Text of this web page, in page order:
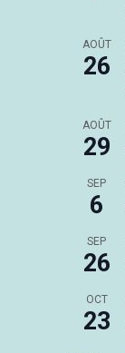
AOÛT
26
AOÛT
29
SEP
6
SEP
26
OCT
23